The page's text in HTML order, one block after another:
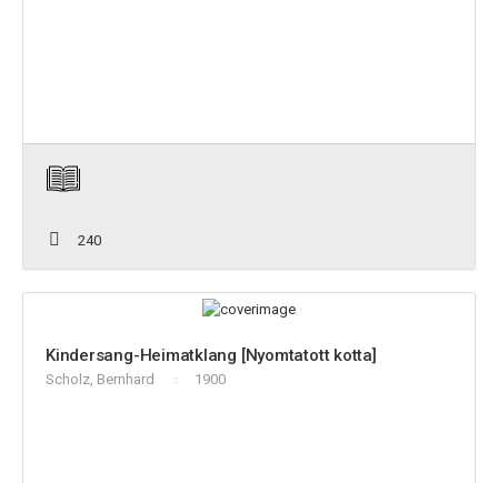
240
Kindersang-Heimatklang [Nyomtatott kotta]
Scholz, Bernhard 1900